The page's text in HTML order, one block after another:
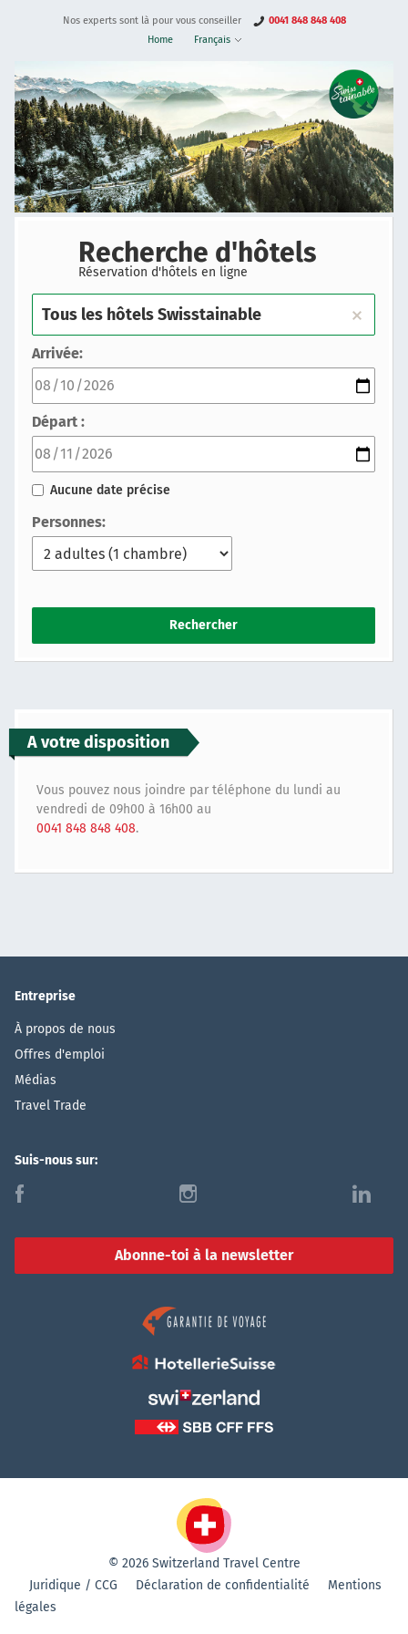
Nos experts sont là pour vous conseiller
0041 848 848 408
Home
Français
Recherche d'hôtels
Réservation d'hôtels en ligne
Arrivée:
Départ :
Aucune date précise
Personnes:
Rechercher
A votre disposition
Vous pouvez nous joindre par téléphone du lundi au
vendredi de 09h00 à 16h00 au
0041 848 848 408.
Entreprise
À propos de nous
Offres d'emploi
Médias
Travel Trade
Suis-nous sur:
f i l
Abonne-toi à la newsletter
© 2026 Switzerland Travel Centre
Juridique / CCG
Déclaration de confidentialité
Mentions
légales